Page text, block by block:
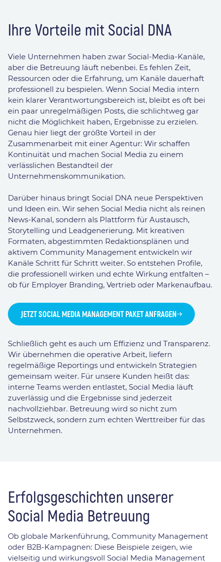
Ihre Vorteile mit Social DNA
Viele Unternehmen haben zwar Social-Media-Kanäle,
aber die Betreuung läuft nebenbei. Es fehlen Zeit,
Ressourcen oder die Erfahrung, um Kanäle dauerhaft
professionell zu bespielen. Wenn Social Media intern
kein klarer Verantwortungsbereich ist, bleibt es oft bei
ein paar unregelmäßigen Posts, die schlichtweg gar
nicht die Möglichkeit haben, Ergebnisse zu erzielen.
Genau hier liegt der größte Vorteil in der
Zusammenarbeit mit einer Agentur: Wir schaffen
Kontinuität und machen Social Media zu einem
verlässlichen Bestandteil der
Unternehmenskommunikation.
Darüber hinaus bringt Social DNA neue Perspektiven
und Ideen ein. Wir sehen Social Media nicht als reinen
News-Kanal, sondern als Plattform für Austausch,
Storytelling und Leadgenerierung. Mit kreativen
Formaten, abgestimmten Redaktionsplänen und
aktivem Community Management entwickeln wir
Kanäle Schritt für Schritt weiter. So entstehen Profile,
die professionell wirken und echte Wirkung entfalten –
ob für Employer Branding, Vertrieb oder Markenaufbau.
JETZT SOCIAL MEDIA MANAGEMENT PAKET ANFRAGEN
Schließlich geht es auch um Effizienz und Transparenz.
Wir übernehmen die operative Arbeit, liefern
regelmäßige Reportings und entwickeln Strategien
gemeinsam weiter. Für unsere Kunden heißt das:
interne Teams werden entlastet, Social Media läuft
zuverlässig und die Ergebnisse sind jederzeit
nachvollziehbar. Betreuung wird so nicht zum
Selbstzweck, sondern zum echten Werttreiber für das
Unternehmen.
Erfolgsgeschichten unserer
Social Media Betreuung
Ob globale Markenführung, Community Management
oder B2B-Kampagnen: Diese Beispiele zeigen, wie
vielseitig und wirkungsvoll Social Media Management